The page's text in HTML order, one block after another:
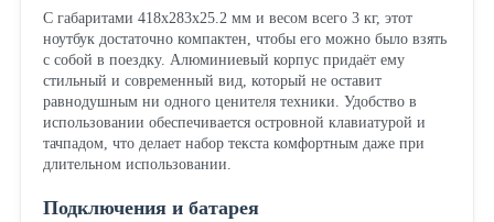
С габаритами 418х283х25.2 мм и весом всего 3 кг, этот
ноутбук достаточно компактен, чтобы его можно было взять
с собой в поездку. Алюминиевый корпус придаёт ему
стильный и современный вид, который не оставит
равнодушным ни одного ценителя техники. Удобство в
использовании обеспечивается островной клавиатурой и
тачпадом, что делает набор текста комфортным даже при
длительном использовании.
Подключения и батарея